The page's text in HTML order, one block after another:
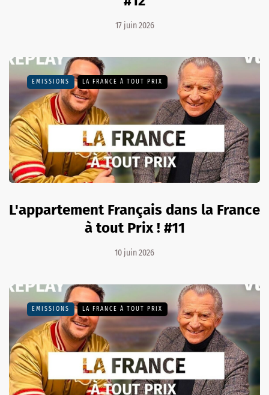
17 juin 2026
EMISSIONS LA FRANCE À TOUT PRIX
L'appartement Français dans la France
à tout Prix ! #11
10 juin 2026
EMISSIONS LA FRANCE À TOUT PRIX